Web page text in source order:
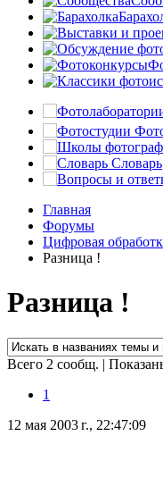
Словарь
Главная
Форумы
Цифровая
Разница !
Разница !
Всего 2 сообщ. |
1
12 мая 2003 г., 22:47:09